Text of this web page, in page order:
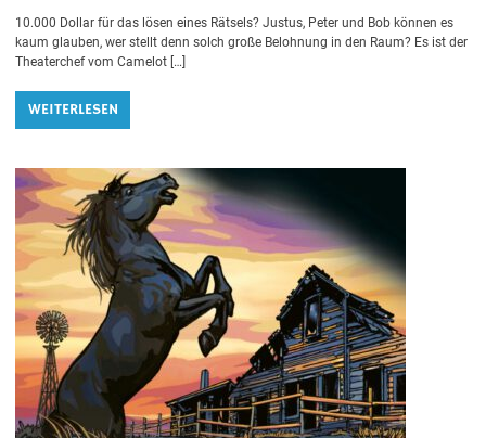
10.000 Dollar für das lösen eines Rätsels? Justus, Peter und Bob können es
kaum glauben, wer stellt denn solch große Belohnung in den Raum? Es ist der
Theaterchef vom Camelot […]
WEITERLESEN